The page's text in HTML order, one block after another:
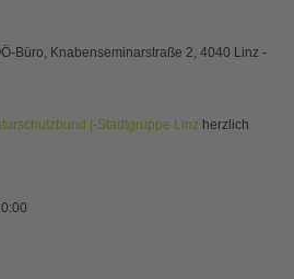
Büro, Knabenseminarstraße 2, 4040 Linz -
|-Stadtgruppe Linz herzlich